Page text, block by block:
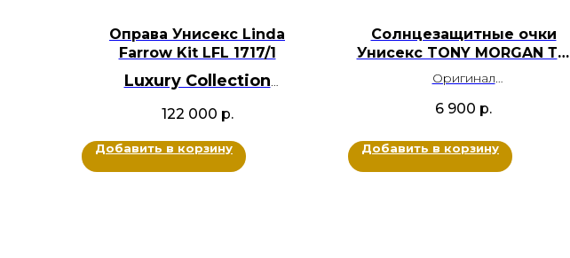
Оправа Унисекс Linda
Farrow Kit LFL 1717/1
Luxury Collection
BRANDOCHKI
Оригинал
Ацетат, Металл титан, Золото 22
122 000 р.
Добавить в корзину
Солнцезащитные очки
Унисекс TONY MORGAN ТМ
9841 С2
Оригинал
Цвет: Черный коричневыми
Размер: 52-23-140
6 900 р.
Добавить в корзину